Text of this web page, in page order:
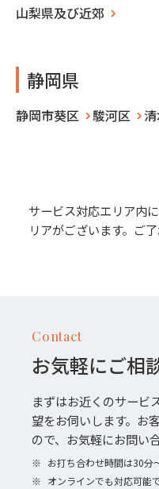
山梨県及び近郊
静岡県
静岡市葵区 駿河区
サービス対応エリア内
リアがございます。ご了
Contact
お気軽にご相
まずはお近くのサービ
望をお伺いします。お
ので、お気軽にお問い
※ お打ち合わせ時間は30分
※ オンラインでも対応可能で